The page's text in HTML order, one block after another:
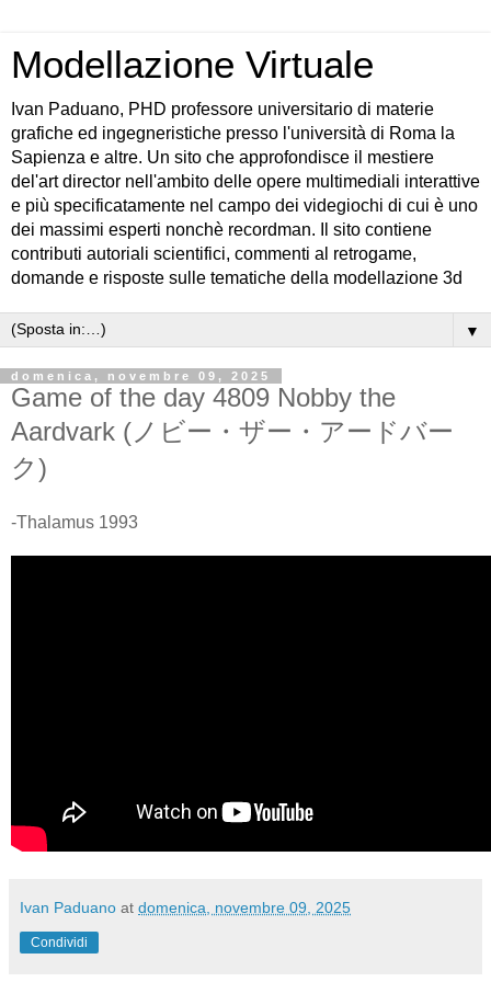
Modellazione Virtuale
Ivan Paduano, PHD professore universitario di materie
grafiche ed ingegneristiche presso l'università di Roma la
Sapienza e altre. Un sito che approfondisce il mestiere
del'art director nell'ambito delle opere multimediali interattive
e più specificatamente nel campo dei videgiochi di cui è uno
dei massimi esperti nonchè recordman. Il sito contiene
contributi autoriali scientifici, commenti al retrogame,
domande e risposte sulle tematiche della modellazione 3d
▼
domenica, novembre 09, 2025
Game of the day 4809 Nobby the
Aardvark (ノビー・ザー・アードバー
ク)
-Thalamus 1993
Ivan Paduano at domenica, novembre 09, 2025
Condividi